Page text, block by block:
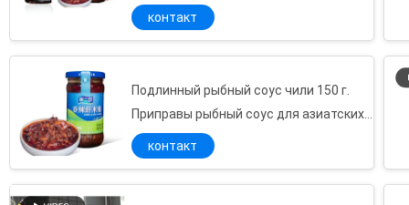
15045001
контакт
Подлинный рыбный соус чили 150 г.
Приправы рыбный соус для азиатских
блюд
контакт